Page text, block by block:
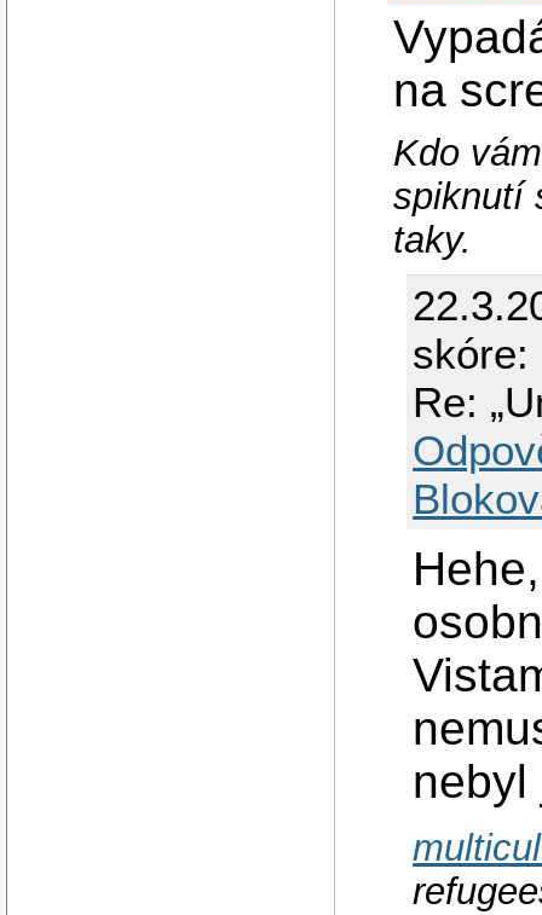
na
Kdo
spiknutí
taky.
Re:
nebyl